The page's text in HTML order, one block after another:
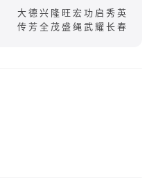
大德兴隆旺宏功启秀英
传芳全茂盛绳武耀长春